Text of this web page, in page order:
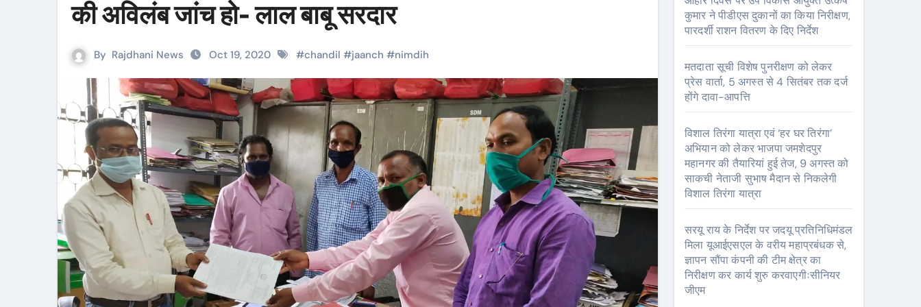
की अविलंब जांच हो- लाल बाबू सरदार
By Rajdhani News Oct 19, 2020 #chandil #jaanch #nimdih
कुमार ने पीडीएस दुकानों का किया निरीक्षण,
पारदर्शी राशन वितरण के दिए निर्देश
मतदाता सूची विशेष पुनरीक्षण को लेकर
प्रेस वार्ता, 5 अगस्त से 4 सितंबर तक दर्ज
होंगे दावा-आपत्ति
विशाल तिरंगा यात्रा एवं ‘हर घर तिरंगा’
अभियान को लेकर भाजपा जमशेदपुर
महानगर की तैयारियां हुई तेज, 9 अगस्त को
साकची नेताजी सुभाष मैदान से निकलेगी
विशाल तिरंगा यात्रा
सरयू राय के निर्देश पर जदयू प्रतिनिधिमंडल
मिला यूआईएसएल के वरीय महाप्रबंधक से,
ज्ञापन सौंपा कंपनी की टीम क्षेत्र का
निरीक्षण कर कार्य शुरु करवाएगीःसीनियर
जीएम